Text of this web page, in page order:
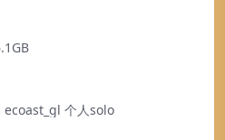
个人solo